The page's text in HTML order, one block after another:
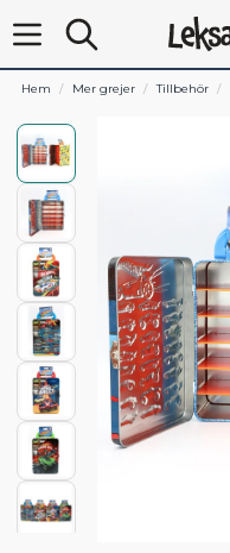
Hem Mer grejer Tillbehör